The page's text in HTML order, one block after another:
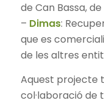
de Can Bassa,
– Dimas:
que es
de les altres
Aquest projecte
col·laboració de